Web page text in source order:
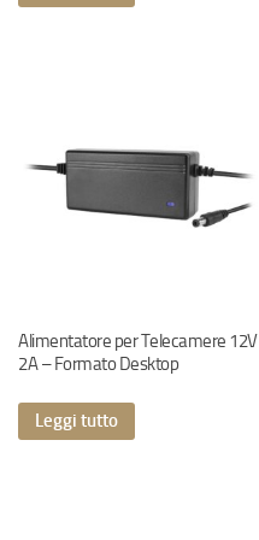
Alimentatore per Telecamere 12V
2A – Formato Desktop
Leggi tutto